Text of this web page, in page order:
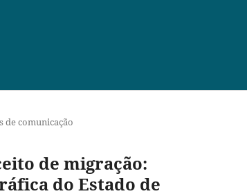
de comunicação
de migração:
do Estado de